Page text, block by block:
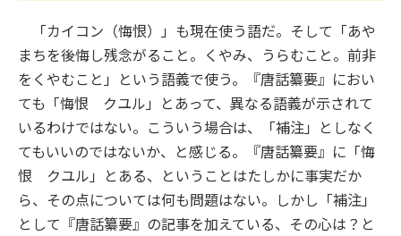
「カイコン（悔恨）」も現在使う語だ。そして「あや
まちを後悔し残念がること。くやみ、うらむこと。前非
をくやむこと」という語義で使う。『唐話纂要』におい
ても「悔恨 クユル」とあって、異なる語義が示されて
いるわけではない。こういう場合は、「補注」としなく
てもいいのではないか、と感じる。『唐話纂要』に「悔
恨 クユル」とある、ということはたしかに事実だか
ら、その点については何も問題はない。しかし「補注」
として『唐話纂要』の記事を加えている、その心は？と